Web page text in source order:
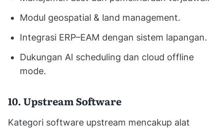
Modul geospatial & land management.
Integrasi ERP–EAM dengan sistem lapangan.
Dukungan AI scheduling dan cloud offline
mode.
10. Upstream Software
Kategori software upstream mencakup alat